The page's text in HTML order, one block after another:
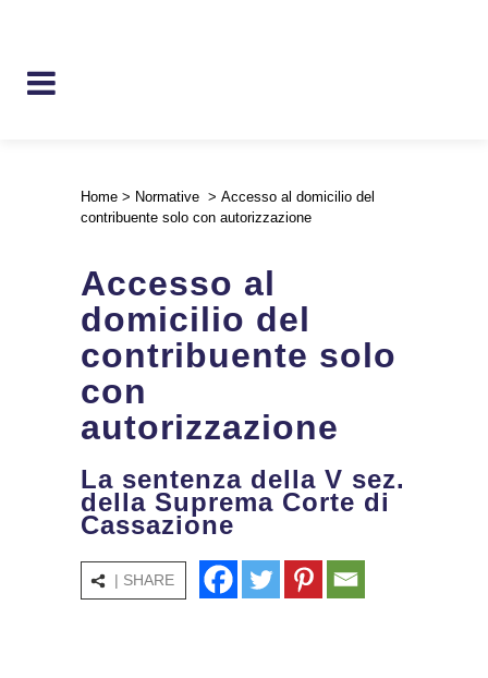
Home > Normative > Accesso al domicilio del
contribuente solo con autorizzazione
Accesso al
domicilio del
contribuente solo
con
autorizzazione
La sentenza della V sez.
della Suprema Corte di
Cassazione
| SHARE